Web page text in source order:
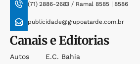
(71) 2886-2683 / Ramal 8585 | 8586
publicidade@grupoatarde.com.br
Canais e Editorias
Autos
E.c. Bahia